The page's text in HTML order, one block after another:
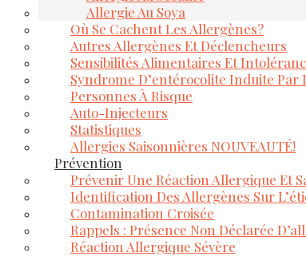
Allergie Au Soya
Où Se Cachent Les Allergènes?
Autres Allergènes Et Déclencheurs
Sensibilités Alimentaires Et
Syndrome D’entérocolite Induite Par
Personnes À Risque
Auto-Injecteurs
Statistiques
Allergies Saisonnières NOUVEAUTÉ!
Prévention
Prévenir Une Réaction Allergique Et
Identification Des Allergènes Sur
Contamination Croisée
Rappels : Présence Non Déclarée
Réaction Allergique Sévère